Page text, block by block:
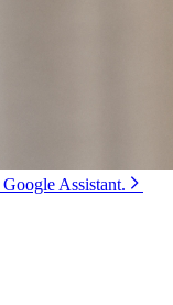
Assistant.